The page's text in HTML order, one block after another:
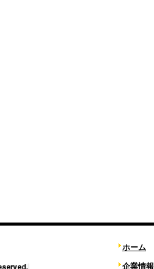
ホーム
企業情報